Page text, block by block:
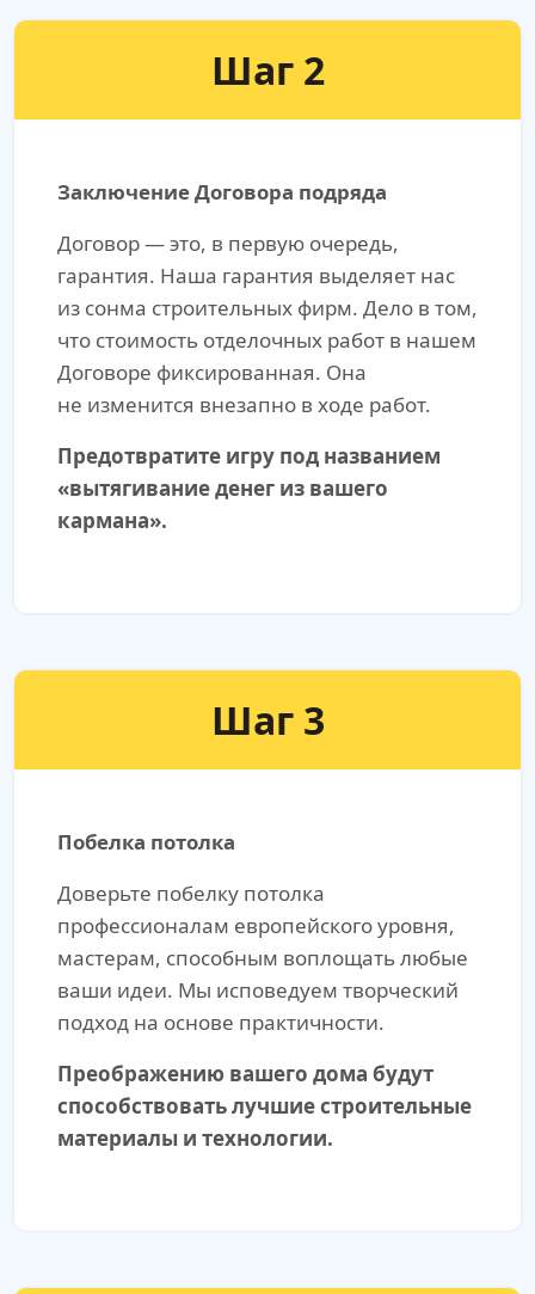
Шаг 2
Заключение Договора подряда
Договор — это, в первую очередь,
гарантия. Наша гарантия выделяет нас
из сонма строительных фирм. Дело в том,
что стоимость отделочных работ в нашем
Договоре фиксированная. Она
не изменится внезапно в ходе работ.
Предотвратите игру под названием
«вытягивание денег из вашего
кармана».
Шаг 3
Побелка потолка
Доверьте побелку потолка
профессионалам европейского уровня,
мастерам, способным воплощать любые
ваши идеи. Мы исповедуем творческий
подход на основе практичности.
Преображению вашего дома будут
способствовать лучшие строительные
материалы и технологии.